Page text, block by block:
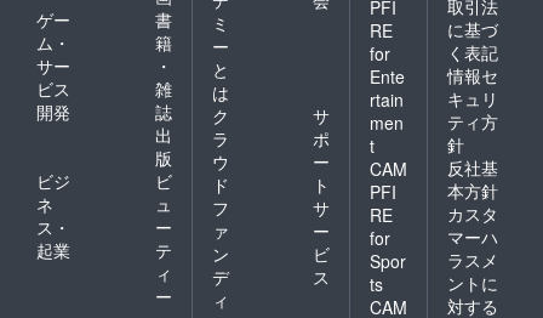
ゲー
ム・
サー
ビス
開発
書
籍
・
雑
誌
出
版
ビジ
ネ
ス・
起業
ビ
ュ
ー
テ
ィ
ー
ミ
ー
と
は
ク
ラ
ウ
ド
フ
ァ
ン
デ
ィ
サ
ポ
ー
ト
サ
ー
ビ
ス
PFI
RE
for
Ente
rtain
men
t
CAM
PFI
RE
for
Spor
ts
CAM
取引法
に基づ
く表記
情報セ
キュリ
ティ方
針
反社基
本方針
カスタ
マーハ
ラスメ
ントに
対する